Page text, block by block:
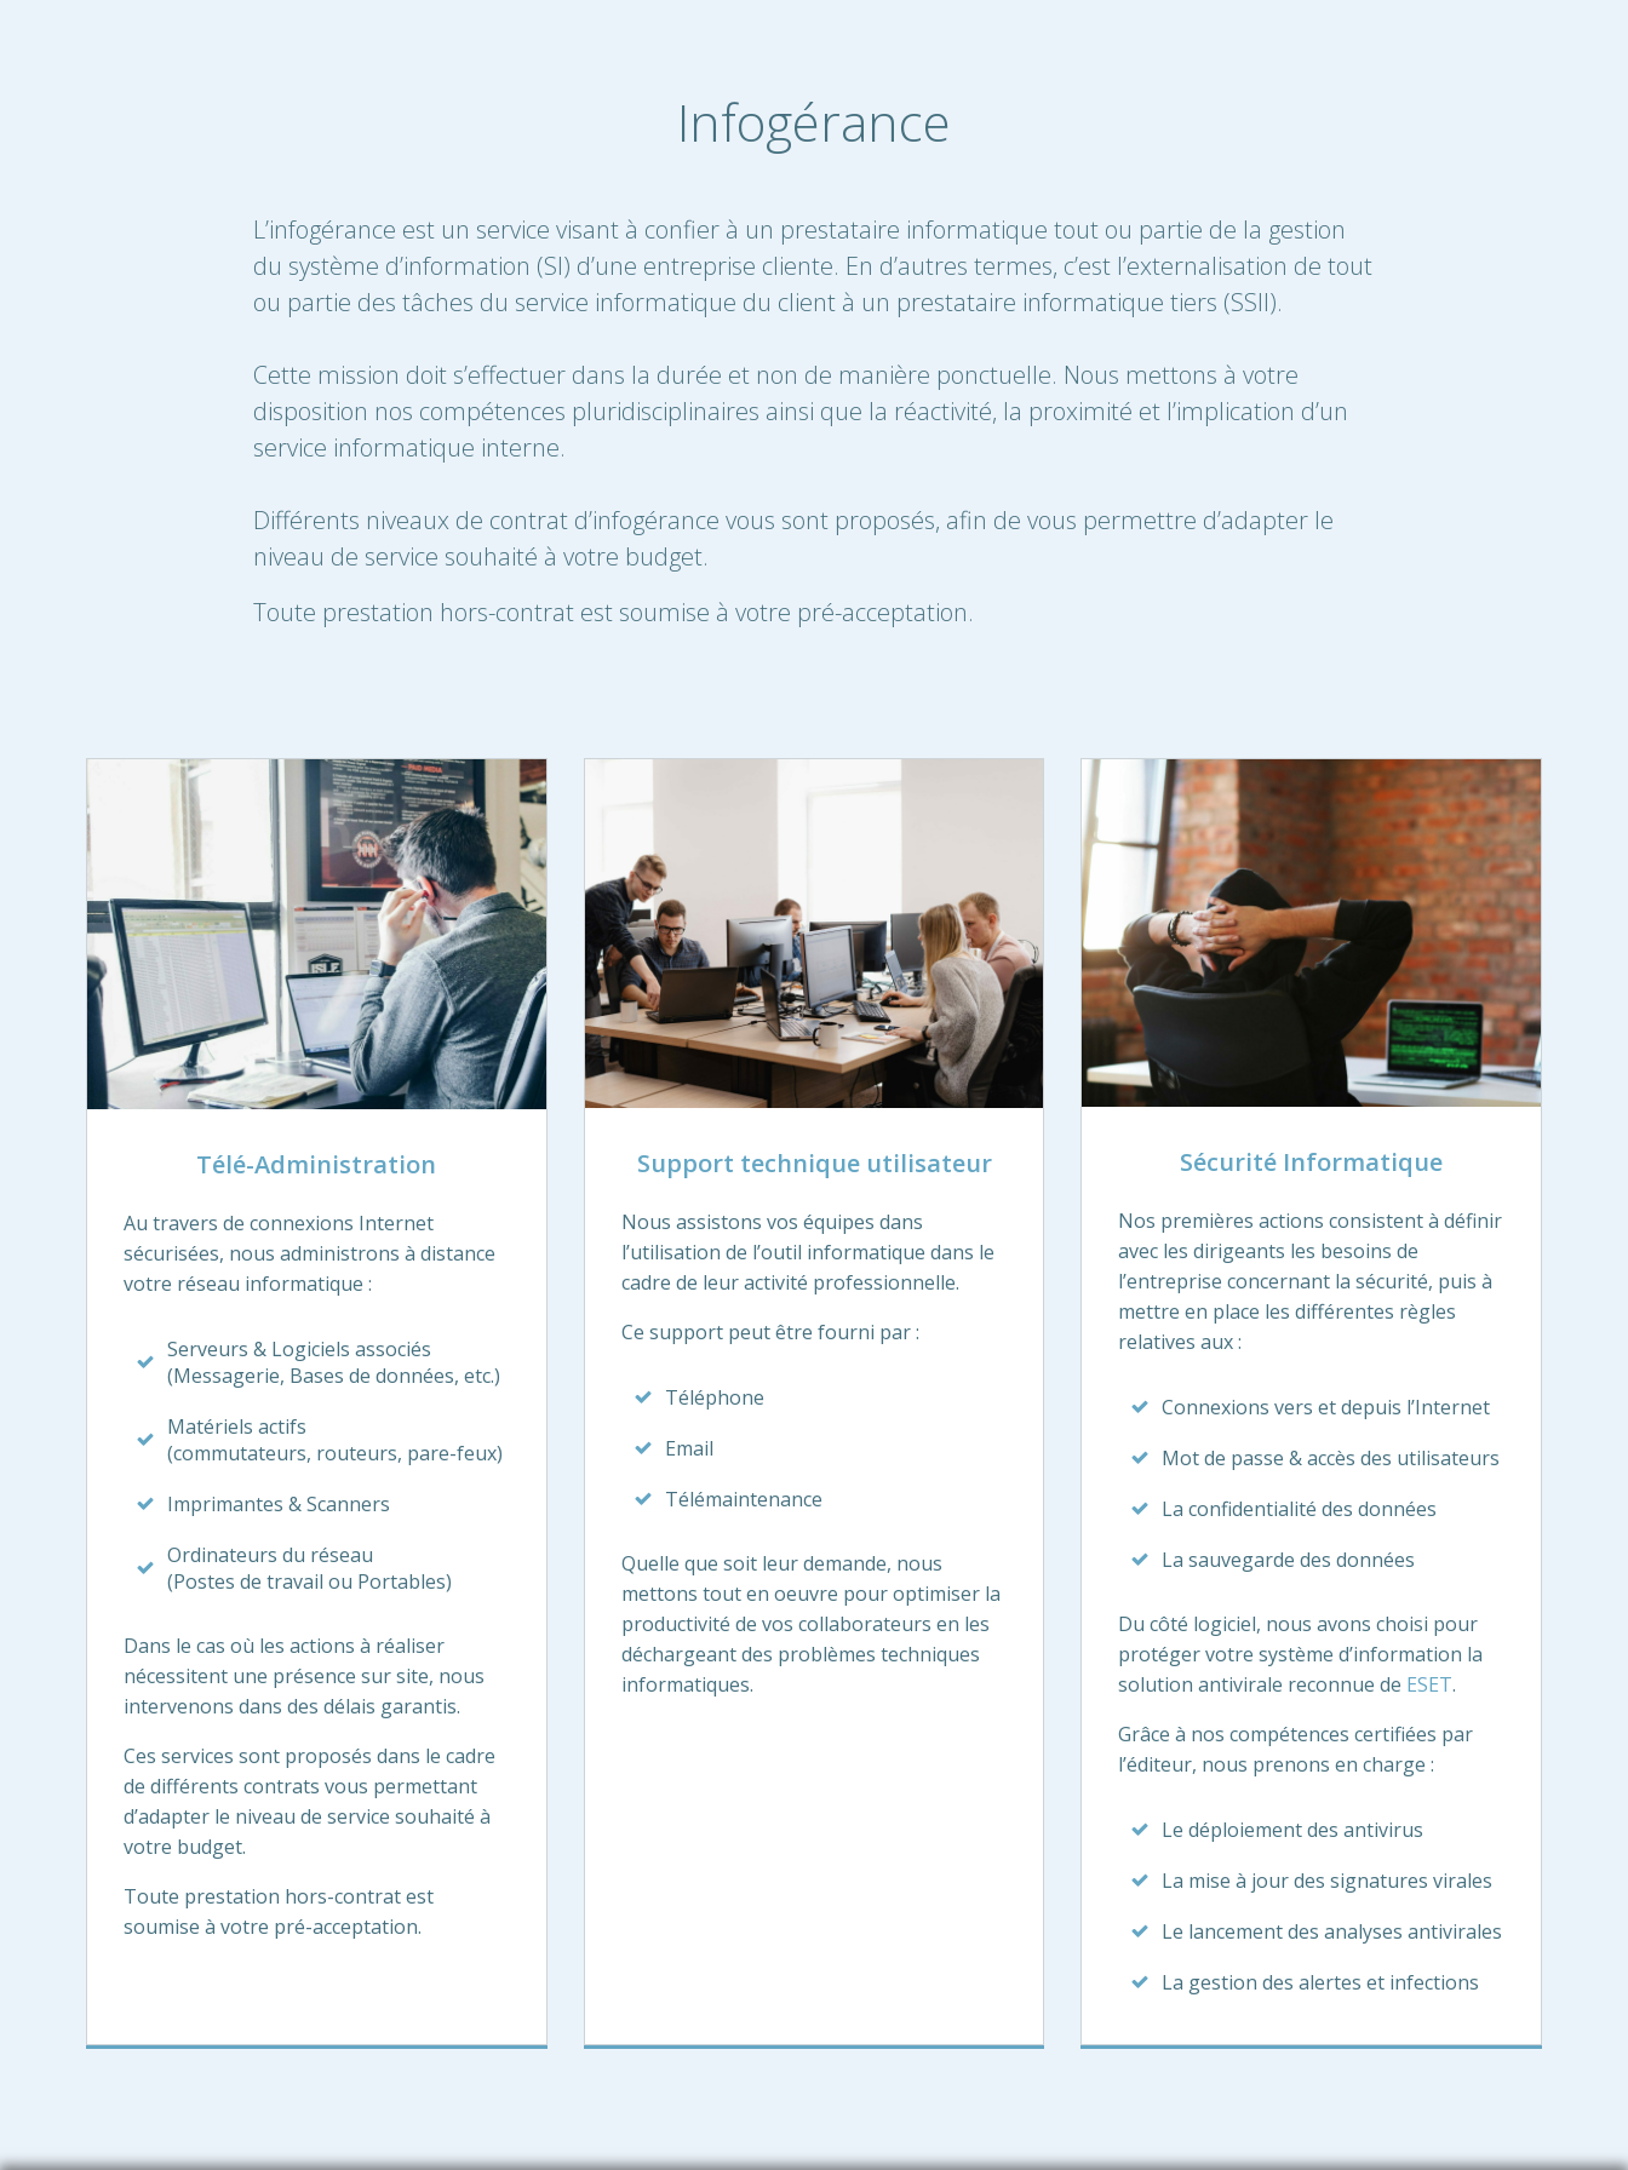
Infogérance
L’infogérance est un service visant à confier à un prestataire informatique tout ou partie de la gestion
du système d’information (SI) d’une entreprise cliente. En d’autres termes, c’est l’externalisation de tout
ou partie des tâches du service informatique du client à un prestataire informatique tiers (SSII).
Cette mission doit s’effectuer dans la durée et non de manière ponctuelle. Nous mettons à votre
disposition nos compétences pluridisciplinaires ainsi que la réactivité, la proximité et l’implication d’un
service informatique interne.
Différents niveaux de contrat d’infogérance vous sont proposés, afin de vous permettre d’adapter le
niveau de service souhaité à votre budget.
Toute prestation hors-contrat est soumise à votre pré-acceptation.
Télé-Administration
Au travers de connexions Internet
sécurisées, nous administrons à distance
votre réseau informatique :
Serveurs & Logiciels associés
(Messagerie, Bases de données, etc.)
Matériels actifs
(commutateurs, routeurs, pare-feux)
Imprimantes & Scanners
Ordinateurs du réseau
(Postes de travail ou Portables)
Dans le cas où les actions à réaliser
nécessitent une présence sur site, nous
intervenons dans des délais garantis.
Ces services sont proposés dans le cadre
de différents contrats vous permettant
d’adapter le niveau de service souhaité à
votre budget.
Toute prestation hors-contrat est
soumise à votre pré-acceptation.
Support technique utilisateur
Nous assistons vos équipes dans
l’utilisation de l’outil informatique dans le
cadre de leur activité professionnelle.
Ce support peut être fourni par :
Téléphone
Email
Télémaintenance
Quelle que soit leur demande, nous
mettons tout en oeuvre pour optimiser la
productivité de vos collaborateurs en les
déchargeant des problèmes techniques
informatiques.
Sécurité Informatique
Nos premières actions consistent à définir
avec les dirigeants les besoins de
l’entreprise concernant la sécurité, puis à
mettre en place les différentes règles
relatives aux :
Connexions vers et depuis l’Internet
Mot de passe & accès des utilisateurs
La confidentialité des données
La sauvegarde des données
Du côté logiciel, nous avons choisi pour
protéger votre système d’information la
solution antivirale reconnue de ESET.
Grâce à nos compétences certifiées par
l’éditeur, nous prenons en charge :
Le déploiement des antivirus
La mise à jour des signatures virales
Le lancement des analyses antivirales
La gestion des alertes et infections